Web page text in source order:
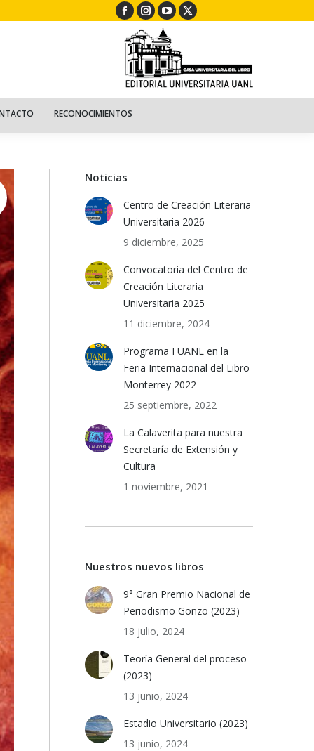
Facebook
page
opens
in
new
window
Instagram
page
opens
in
new
YouTube
page
opens
in
new
X
in
new
RECONOCIMIENTOS
Noticias
Centro de Creación Literaria
Universitaria 2026
9 diciembre, 2025
Convocatoria del Centro de
Creación Literaria
Universitaria 2025
11 diciembre, 2024
Programa I UANL en la
Feria Internacional del Libro
Monterrey 2022
25 septiembre, 2022
La Calaverita para nuestra
Secretaría de Extensión y
Cultura
1 noviembre, 2021
Nuestros nuevos libros
9° Gran Premio Nacional de
Periodismo Gonzo (2023)
18 julio, 2024
Teoría General del proceso
(2023)
13 junio, 2024
Estadio Universitario (2023)
13 junio, 2024
NIÑOS CONTACTO RECONOCIMIENTOS